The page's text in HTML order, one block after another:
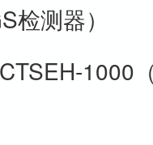
检测器）